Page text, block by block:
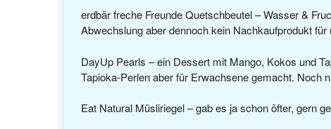
erdbär freche Freunde Quetschbeutel – Wasser &
Abwechslung aber dennoch kein Nachkaufprodukt für
DayUp Pearls – ein Dessert mit Mango, Kokos und
Tapioka-Perlen aber für Erwachsene gemacht. Noch
Eat Natural Müsliriegel – gab es ja schon öfter, gern